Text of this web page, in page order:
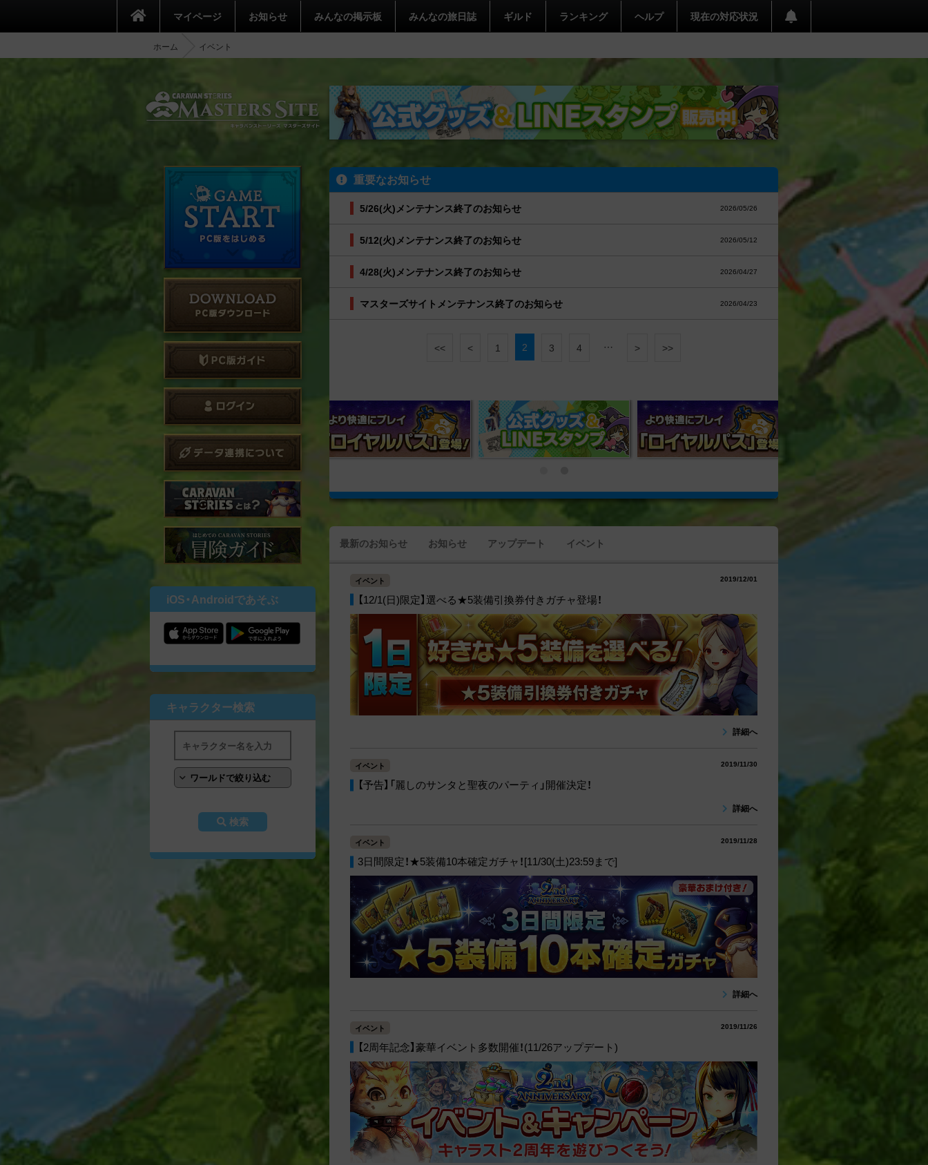
マイページ お知らせ みんなの掲示板 みんなの旅日誌 ギルド ランキング ヘルプ 現在の対応状況
ホーム イベント
iOS・Androidであそぶ
キャラクター検索
検索
重要なお知らせ
5/26(火)メンテナンス終了のお知らせ 2026/05/26
5/12(火)メンテナンス終了のお知らせ 2026/05/12
4/28(火)メンテナンス終了のお知らせ 2026/04/27
マスターズサイトメンテナンス終了のお知らせ 2026/04/23
<< < 1 2 3 4 … > >>
最新のお知らせ お知らせ アップデート イベント
イベント 2019/12/01
【12/1(日)限定】選べる★5装備引換券付きガチャ登場！
詳細へ
イベント 2019/11/30
【予告】「麗しのサンタと聖夜のパーティ」開催決定！
詳細へ
イベント 2019/11/28
3日間限定！★5装備10本確定ガチャ！[11/30(土)23:59まで]
詳細へ
イベント 2019/11/26
【2周年記念】豪華イベント多数開催！(11/26アップデート)